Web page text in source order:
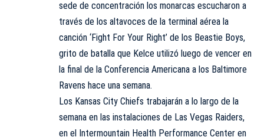
sede de concentración los monarcas escucharon a
través de los altavoces de la terminal aérea la
canción ‘Fight For Your Right’ de los Beastie Boys,
grito de batalla que Kelce utilizó luego de vencer en
la final de la Conferencia Americana a los Baltimore
Ravens hace una semana.
Los Kansas City Chiefs trabajarán a lo largo de la
semana en las instalaciones de Las Vegas Raiders,
en el Intermountain Health Performance Center en